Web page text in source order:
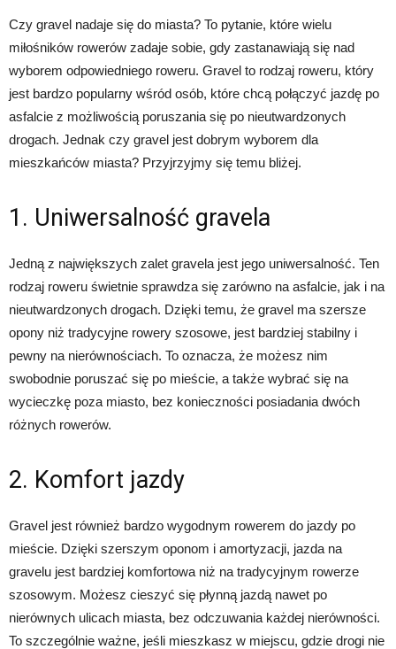
Czy gravel nadaje się do miasta? To pytanie, które wielu
miłośników rowerów zadaje sobie, gdy zastanawiają się nad
wyborem odpowiedniego roweru. Gravel to rodzaj roweru, który
jest bardzo popularny wśród osób, które chcą połączyć jazdę po
asfalcie z możliwością poruszania się po nieutwardzonych
drogach. Jednak czy gravel jest dobrym wyborem dla
mieszkańców miasta? Przyjrzyjmy się temu bliżej.
1. Uniwersalność gravela
Jedną z największych zalet gravela jest jego uniwersalność. Ten
rodzaj roweru świetnie sprawdza się zarówno na asfalcie, jak i na
nieutwardzonych drogach. Dzięki temu, że gravel ma szersze
opony niż tradycyjne rowery szosowe, jest bardziej stabilny i
pewny na nierównościach. To oznacza, że możesz nim
swobodnie poruszać się po mieście, a także wybrać się na
wycieczkę poza miasto, bez konieczności posiadania dwóch
różnych rowerów.
2. Komfort jazdy
Gravel jest również bardzo wygodnym rowerem do jazdy po
mieście. Dzięki szerszym oponom i amortyzacji, jazda na
gravelu jest bardziej komfortowa niż na tradycyjnym rowerze
szosowym. Możesz cieszyć się płynną jazdą nawet po
nierównych ulicach miasta, bez odczuwania każdej nierówności.
To szczególnie ważne, jeśli mieszkasz w miejscu, gdzie drogi nie